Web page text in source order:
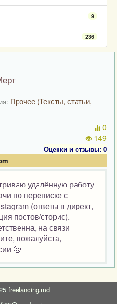
9
236
Прочее (Тексты, статьи,
0
149
Оценки и отзывы: 0
удалённую работу.
по переписке с
(ответы в директ,
постов/сторис).
на связи
пожалуйста,
🙂
freelancing.md